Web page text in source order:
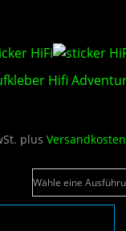
plus Versandkosten